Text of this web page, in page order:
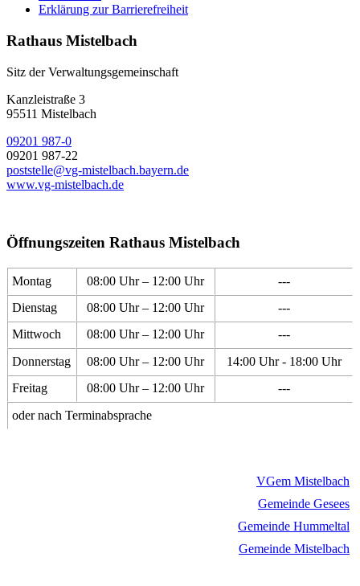
Erklärung zur Barrierefreiheit
Rathaus Mistelbach
Sitz der Verwaltungsgemeinschaft
Kanzleistraße 3
95511 Mistelbach
09201 987-0
09201 987-22
poststelle@vg-mistelbach.bayern.de
www.vg-mistelbach.de
Öffnungszeiten Rathaus Mistelbach
Montag 08:00 Uhr – 12:00 Uhr
---
Dienstag
08:00 Uhr – 12:00 Uhr
---
Mittwoch
08:00 Uhr – 12:00 Uhr
---
Donnerstag
08:00 Uhr – 12:00 Uhr
14:00 Uhr - 18:00 Uhr
Freitag
08:00 Uhr – 12:00 Uhr
---
oder nach Terminabsprache
VGem Mistelbach
Gemeinde Gesees
Gemeinde Hummeltal
Gemeinde Mistelbach